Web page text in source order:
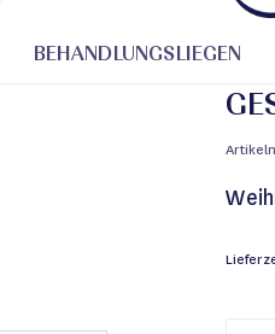
BEHANDLUNGSLIEGEN
Merry & Bright